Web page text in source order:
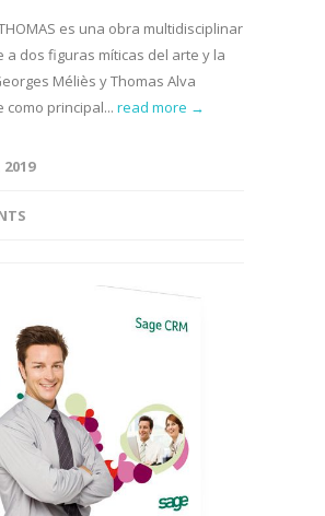
THOMAS es una obra multidisciplinar
a dos figuras míticas del arte y la
Méliès y Thomas Alva
como principal... read more →
2019